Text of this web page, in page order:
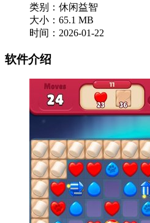
类别：休闲益智
大小：65.1 MB
时间：2026-01-22
软件介绍